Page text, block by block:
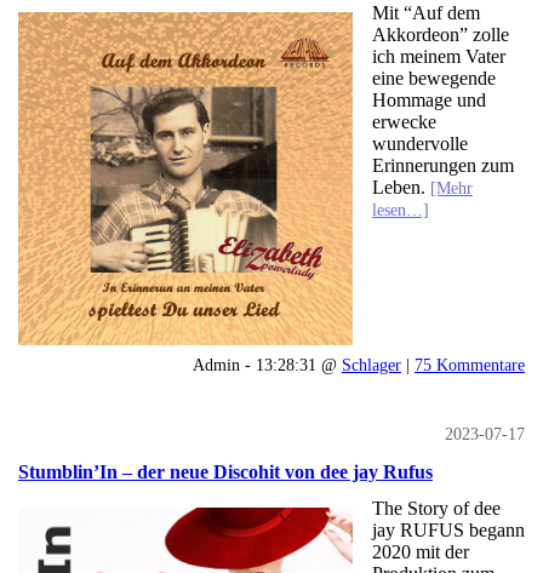
Mit “Auf dem
Akkordeon” zolle
ich meinem Vater
eine bewegende
Hommage und
erwecke
wundervolle
Erinnerungen zum
Leben. [Mehr
lesen…]
Admin - 13:28:31 @ Schlager | 75 Kommentare
2023-07-17
Stumblin’In – der neue Discohit von dee jay Rufus
The Story of dee
jay RUFUS begann
2020 mit der